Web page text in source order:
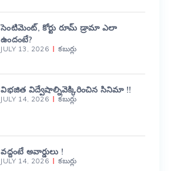
సెంటిమెంట్, కోర్టు రూమ్ డ్రామా ఎలా
ఉందంటే?
JULY 13, 2026 కబుర్లు
విభజిత విద్వేషాల్నివెక్కిరించిన సినిమా !!
JULY 14, 2026 కబుర్లు
వద్దంటే అవార్డులు !
JULY 14, 2026 కబుర్లు